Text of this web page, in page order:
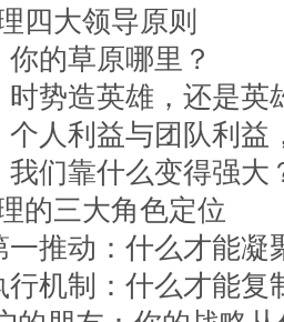
四大领导原则
的草原哪里？
时势造英雄，还是英
个人利益与团队利益
我们靠什么变得强大
的三大角色定位
一推动：什么才能凝
行机制：什么才能复